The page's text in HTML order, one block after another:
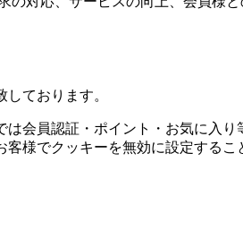
ております。
会員認証・ポイント・お気に入
様でクッキーを無効に設定する